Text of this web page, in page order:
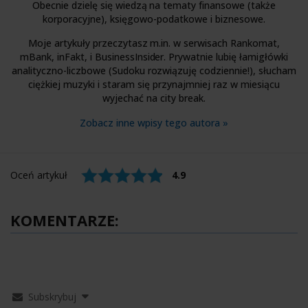
Obecnie dzielę się wiedzą na tematy finansowe (także
korporacyjne), księgowo-podatkowe i biznesowe.
Moje artykuły przeczytasz m.in. w serwisach Rankomat,
mBank, inFakt, i BusinessInsider. Prywatnie lubię łamigłówki
analityczno-liczbowe (Sudoku rozwiązuję codziennie!), słucham
ciężkiej muzyki i staram się przynajmniej raz w miesiącu
wyjechać na city break.
Zobacz inne wpisy tego autora »
Oceń artykuł 4.9
KOMENTARZE:
Subskrybuj